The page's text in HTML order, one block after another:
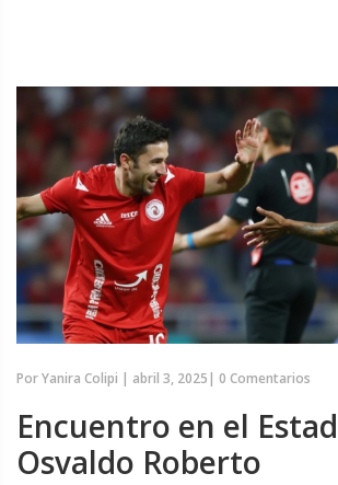
PorYanira Colipi | abril 3, 2025| 0 Comentarios
Encuentro en el
Osvaldo Roberto